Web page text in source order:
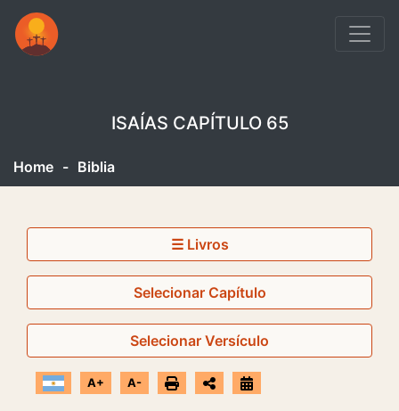
ISAÍAS CAPÍTULO 65
Home - Biblia
☰ Livros
Selecionar Capítulo
Selecionar Versículo
A+ A-